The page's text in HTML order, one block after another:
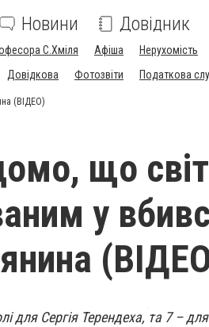
Новини Довідник
С.Хміля Афіша Нерухомість
Довідкова Фотозвіти Податкова
(ВІДЕО)
що
у
для Сергія Терендеха, та 7 –